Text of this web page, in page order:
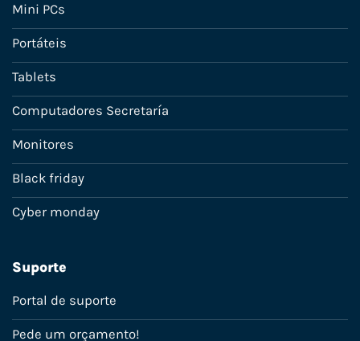
Mini PCs
Portáteis
Tablets
Computadores Secretaría
Monitores
Black friday
Cyber monday
Suporte
Portal de suporte
Pede um orçamento!